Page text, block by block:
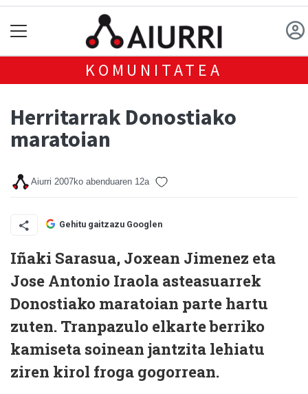
KOMUNITATEA
Herritarrak Donostiako
maratoian
Aiurri 2007ko abenduaren 12a
Gehitu gaitzazu Googlen
Iñaki Sarasua, Joxean Jimenez eta
Jose Antonio Iraola asteasuarrek
Donostiako maratoian parte hartu
zuten. Tranpazulo elkarte berriko
kamiseta soinean jantzita lehiatu
ziren kirol froga gogorrean.